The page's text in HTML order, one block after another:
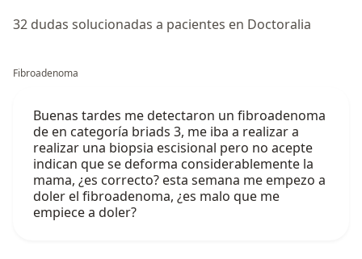
32 dudas solucionadas a pacientes en Doctoralia
Fibroadenoma
Buenas tardes me detectaron un fibroadenoma
de en categoría briads 3, me iba a realizar a
realizar una biopsia escisional pero no acepte
indican que se deforma considerablemente la
mama, ¿es correcto? esta semana me empezo a
doler el fibroadenoma, ¿es malo que me
empiece a doler?